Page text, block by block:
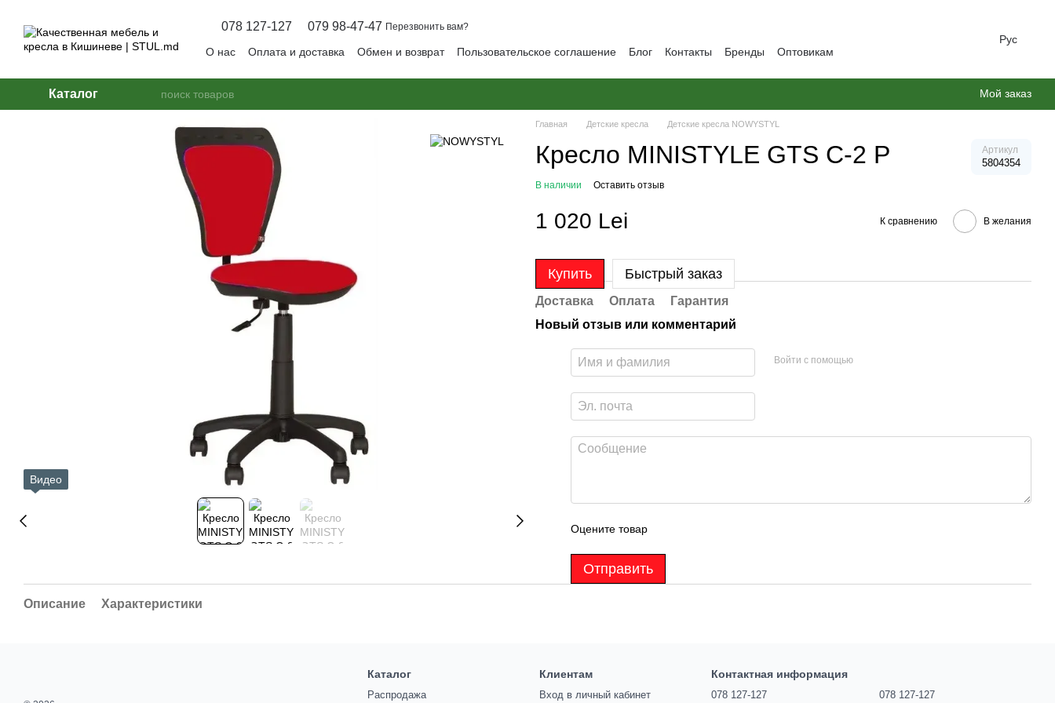
078 127-127 079 98-47-47 Перезвонить вам?
О нас Оплата и доставка Обмен и возврат Пользовательское соглашение Блог Контакты Бренды
Оптовикам
Рус
Каталог Мой заказ
Видео
Главная Детские кресла Детские кресла NOWYSTYL
Кресло MINISTYLE GTS C-2 P Артикул
5804354
В наличии Оставить отзыв
1 020 Lei К сравнению В желания
Купить Быстрый заказ
Доставка Оплата
Гарантия
Новый отзыв или комментарий
Войти с помощью
Оцените товар
Отправить
Описание Характеристики
Каталог
Распродажа
Клиентам
Вход в личный кабинет
Контактная информация
078 127-127 078 127-127